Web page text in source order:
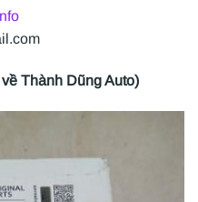
Thành Dũng Auto)